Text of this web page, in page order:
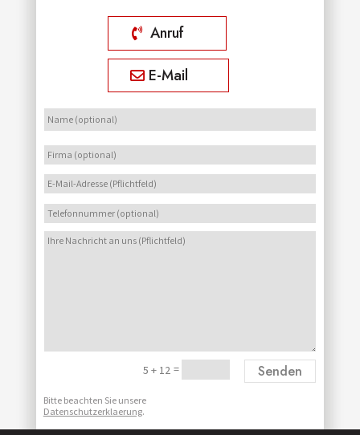
Anruf
E-Mail
5 + 12 = Senden
Bitte beachten Sie unsere
Datenschutzerklaerung.